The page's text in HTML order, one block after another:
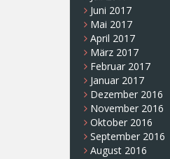
Juni 2017
Mai 2017
April 2017
März 2017
Februar 2017
Januar 2017
Dezember 2016
November 2016
Oktober 2016
September 2016
August 2016